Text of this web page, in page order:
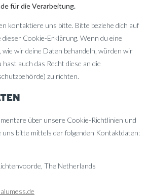
für die Verarbeitung.
kontaktiere uns bitte. Bitte beziehe dich auf
Cookie-Erklärung. Wenn du eine
wir deine Daten behandeln, würden wir
auch das Recht diese an die
zu richten.
über unsere Cookie-Richtlinien und
uns bitte mittels der folgenden Kontaktdaten:
The Netherlands